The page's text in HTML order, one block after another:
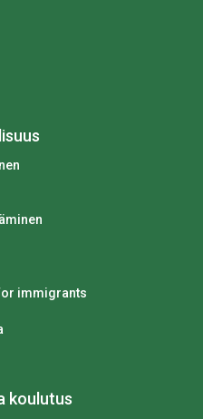
immigrants
koulutus